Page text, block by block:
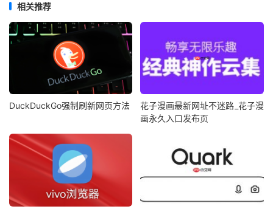
相关推荐
DuckDuckGo强制刷新网页方法
花子漫画最新网址不迷路_花子漫
画永久入口发布页